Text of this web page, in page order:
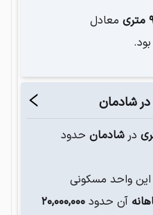
متری معادل
شادمان
در شادمان حدود
این واحد مسکونی
آن حدود ۲۰,۰۰۰,۰۰۰